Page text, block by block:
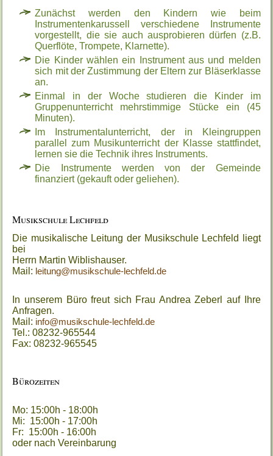
Zunächst werden den Kindern wie beim
Instrumentenkarussell verschiedene Instrumente
vorgestellt, die sie auch ausprobieren dürfen (z.B.
Querflöte, Trompete, Klarnette).
Die Kinder wählen ein Instrument aus und melden
sich mit der Zustimmung der Eltern zur Bläserklasse
an.
Einmal in der Woche studieren die Kinder im
Gruppenunterricht mehrstimmige Stücke ein (45
Minuten).
Im Instrumentalunterricht, der in Kleingruppen
parallel zum Musikunterricht der Klasse stattfindet,
lernen sie die Technik ihres Instruments.
Die Instrumente werden von der Gemeinde
finanziert (gekauft oder geliehen).
Musikschule Lechfeld
Die musikalische Leitung der Musikschule Lechfeld liegt
bei
Herrn Martin Wiblishauser.
Mail: leitung@musikschule-lechfeld.de
In unserem Büro freut sich Frau Andrea Zeberl auf Ihre
Anfragen.
Mail: info@musikschule-lechfeld.de
Tel.: 08232-965544
Fax: 08232-965545
Bürozeiten
Mo: 15:00h - 18:00h
Mi: 15:00h - 17:00h
Fr: 15:00h - 16:00h
oder nach Vereinbarung